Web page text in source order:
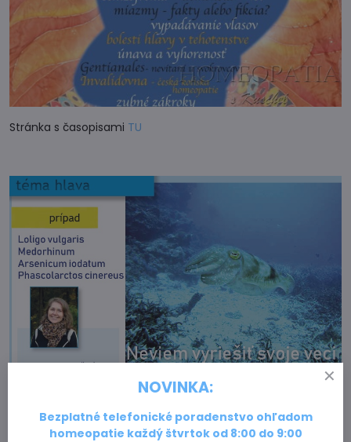
Stránka s časopisami TU
NOVINKA:
Bezplatné telefonické poradenstvo ohľadom
homeopatie každý štvrtok od 8:00 do 9:00